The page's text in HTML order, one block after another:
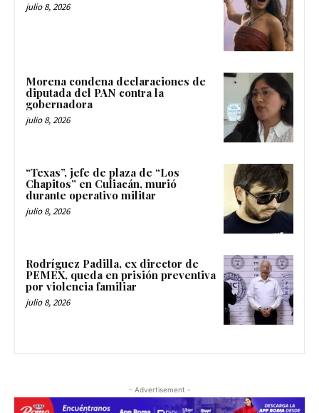
julio 8, 2026
Morena condena declaraciones de
diputada del PAN contra la
gobernadora
julio 8, 2026
“Texas”, jefe de plaza de “Los
Chapitos” en Culiacán, murió
durante operativo militar
julio 8, 2026
Rodríguez Padilla, ex director de
PEMEX, queda en prisión preventiva
por violencia familiar
julio 8, 2026
- Advertisement -